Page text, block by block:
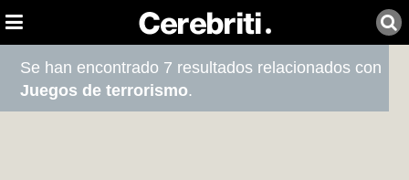
Se han encontrado 7 resultados relacionados con
Juegos de terrorismo.